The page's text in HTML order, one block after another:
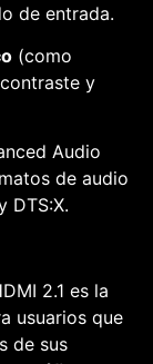
de entrada.
(como
y
Audio
de audio
DTS:X.
2.1 es la
usuarios que
de sus